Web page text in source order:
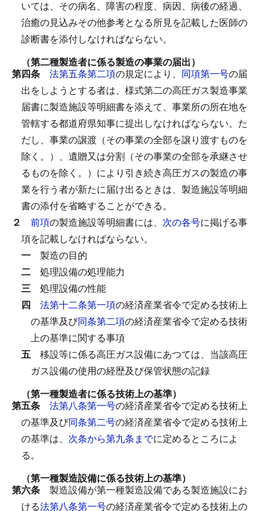
いては、その病名、障害の程度、病因、病後の経過、
治癒の見込みその他参考となる所見を記載した医師の
診断書を添付しなければならない。
（第二種製造者に係る製造の事業の届出）
第四条
法第五条第二項の規定により、 同項第一号の届
出をしようとする者は、様式第二の高圧ガス製造事業
届書に製造施設等明細書を添えて、事業所の所在地を
管轄する都道府県知事に提出しなければならない。 た
だし、事業の譲渡（その事業の全部を譲り渡すものを
除く。）、遺贈又は分割（その事業の全部を承継させ
るものを除く。）により引き続き高圧ガスの製造の事
業を行う者が新たに届け出るときは、製造施設等明細
書の添付を省略することができる。
２
前項の製造施設等明細書には、 次の各号に掲げる事
項を記載しなければならない。
一
製造の目的
二
処理設備の処理能力
三
処理設備の性能
四
法第十二条第一項の経済産業省令で定める技術上
の基準及び同条第二項の経済産業省令で定める技術
上の基準に関する事項
五
移設等に係る高圧ガス設備にあつては、当該高圧
ガス設備の使用の経歴及び保管状態の記録
（第一種製造者に係る技術上の基準）
第五条
法第八条第一号の経済産業省令で定める技術上
の基準及び同条第二号の経済産業省令で定める技術上
の基準は、 次条から第九条までに定めるところによ
る。
（第一種製造設備に係る技術上の基準）
第六条
製造設備が第一種製造設備である製造施設にお
ける法第八条第一号の経済産業省令で定める技術上の